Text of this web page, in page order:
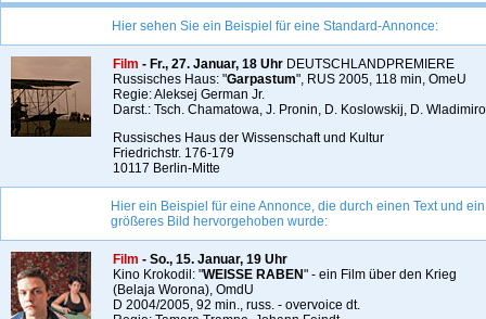
Hier sehen Sie ein Beispiel für eine Standard-Annonce:
Film - Fr., 27. Januar, 18 Uhr DEUTSCHLANDPREMIERE
Russisches Haus: "Garpastum", RUS 2005, 118 min, OmeU
Regie: Aleksej German Jr.
Darst.: Tsch. Chamatowa, J. Pronin, D. Koslowskij, D.
Russisches Haus der Wissenschaft und Kultur
Friedrichstr. 176-179
10117 Berlin-Mitte
Hier ein Beispiel für eine Annonce, die durch einen Text und ein
größeres Bild hervorgehoben wurde:
Film - So., 15. Januar, 19 Uhr
Kino Krokodil: "WEISSE RABEN" - ein Film über den Krieg
(Belaja Worona), OmdU
D 2004/2005, 92 min., russ. - overvoice dt.